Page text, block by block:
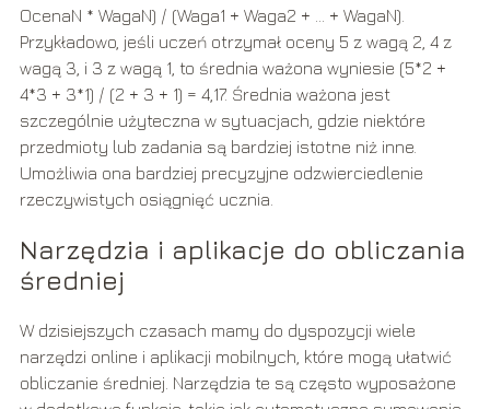
OcenaN * WagaN) / (Waga1 + Waga2 + … + WagaN).
Przykładowo, jeśli uczeń otrzymał oceny 5 z wagą 2, 4 z
wagą 3, i 3 z wagą 1, to średnia ważona wyniesie (5*2 +
4*3 + 3*1) / (2 + 3 + 1) = 4,17. Średnia ważona jest
szczególnie użyteczna w sytuacjach, gdzie niektóre
przedmioty lub zadania są bardziej istotne niż inne.
Umożliwia ona bardziej precyzyjne odzwierciedlenie
rzeczywistych osiągnięć ucznia.
Narzędzia i aplikacje do obliczania
średniej
W dzisiejszych czasach mamy do dyspozycji wiele
narzędzi online i aplikacji mobilnych, które mogą ułatwić
obliczanie średniej. Narzędzia te są często wyposażone